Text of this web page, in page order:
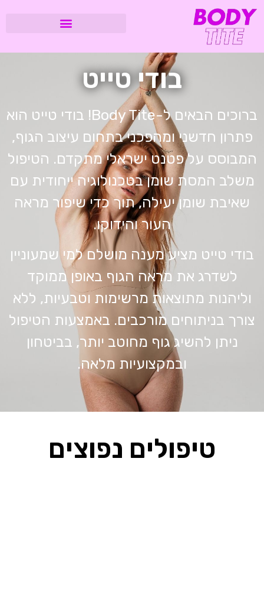
בודי טייט
ברוכים הבאים ל-Body Tite! בודי טייט הוא
פתרון חדשני ומהפכני בתחום עיצוב הגוף,
המבוסס על פטנט ישראלי מתקדם. הטיפול
משלב המסת שומן בטכנולוגיה ייחודית עם
שאיבת שומן יעילה, תוך כדי שיפור מראה
העור והידוקו.
בודי טייט מציע מענה מושלם למי שמעוניין
לשדרג את מראה הגוף באופן ממוקד
וליהנות מתוצאות מרשימות וטבעיות, ללא
צורך בניתוחים מורכבים. באמצעות הטיפול
ניתן להשיג גוף מחוטב יותר, בביטחון
ובמקצועיות מלאה.
טיפולים נפוצים